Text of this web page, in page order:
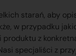
starań, aby
w przypadku
z
specjaliści z